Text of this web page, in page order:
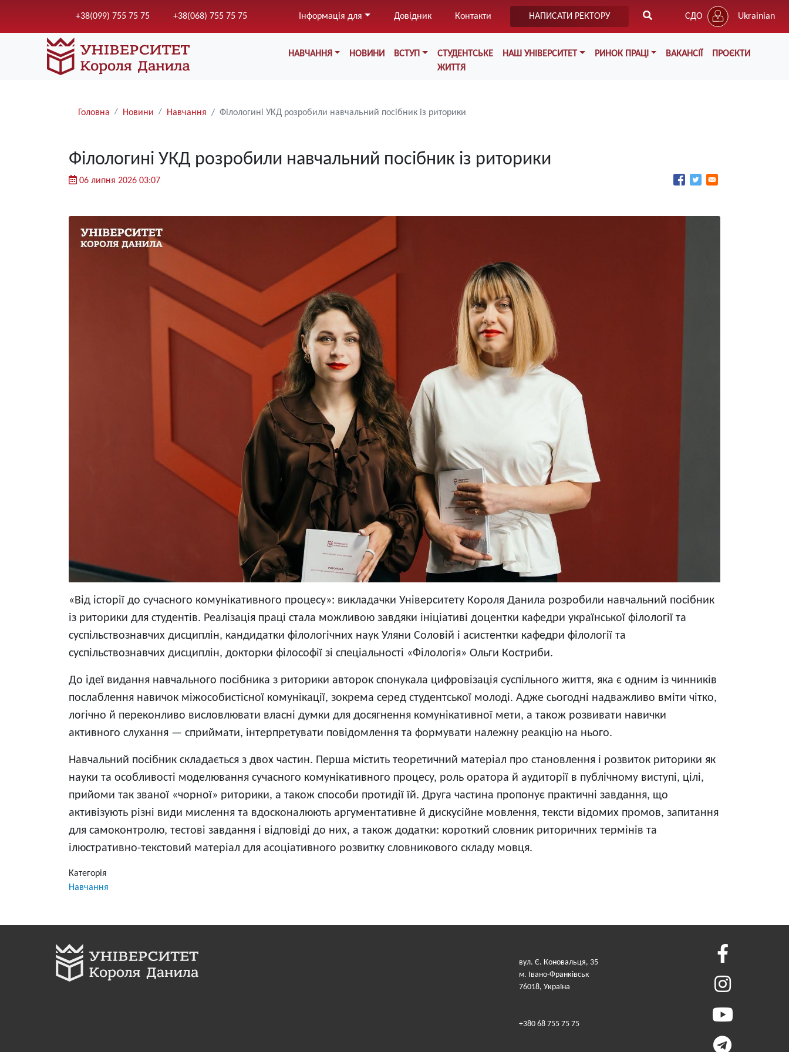
до
основного
вмісту
+38(099) 755 75 75 +38(068) 755 75 75 Інформація для Довідник Контакти НАПИСАТИ РЕКТОРУ СДО Ukrainian
Меню у хедері
НАВЧАННЯ НОВИНИ ВСТУП
СТУДЕНТСЬКЕ
ЖИТТЯ
НАШ УНІВЕРСИТЕТ РИНОК ПРАЦІ ВАКАНСІЇ ПРОЄКТИ
Рядки
Головна Новини Навчання Філологині УКД розробили навчальний посібник із риторики
Філологині УКД розробили навчальний посібник із риторики
06 липня 2026 03:07
«Від історії до сучасного комунікативного процесу»: викладачки Університету Короля Данила розробили навчальний посібник
із риторики для студентів. Реалізація праці стала можливою завдяки ініціативі доцентки кафедри української філології та
суспільствознавчих дисциплін, кандидатки філологічних наук Уляни Соловій і асистентки кафедри філології та
суспільствознавчих дисциплін, докторки філософії зі спеціальності «Філологія» Ольги Костриби.
До ідеї видання навчального посібника з риторики авторок спонукала цифровізація суспільного життя, яка є одним із чинників
послаблення навичок міжособистісної комунікації, зокрема серед студентської молоді. Адже сьогодні надважливо вміти чітко,
логічно й переконливо висловлювати власні думки для досягнення комунікативної мети, а також розвивати навички
активного слухання — сприймати, інтерпретувати повідомлення та формувати належну реакцію на нього.
Навчальний посібник складається з двох частин. Перша містить теоретичний матеріал про становлення і розвиток риторики як
науки та особливості моделювання сучасного комунікативного процесу, роль оратора й аудиторії в публічному виступі, цілі,
прийоми так званої «чорної» риторики, а також способи протидії їй. Друга частина пропонує практичні завдання, що
активізують різні види мислення та вдосконалюють аргументативне й дискусійне мовлення, тексти відомих промов, запитання
для самоконтролю, тестові завдання і відповіді до них, а також додатки: короткий словник риторичних термінів та
ілюстративно-текстовий матеріал для асоціативного розвитку словникового складу мовця.
Категорія
Навчання
вул. Є. Коновальця, 35
м. Івано-Франківськ
76018, Україна
+380 68 755 75 75